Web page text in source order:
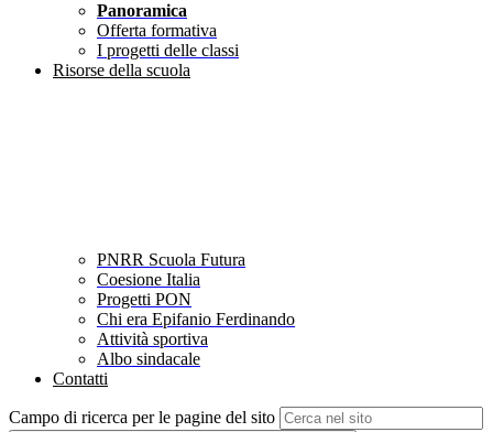
Panoramica
Offerta formativa
I progetti delle classi
Risorse della scuola
PNRR Scuola Futura
Coesione Italia
Progetti PON
Chi era Epifanio Ferdinando
Attività sportiva
Albo sindacale
Contatti
Campo di ricerca per le pagine del sito